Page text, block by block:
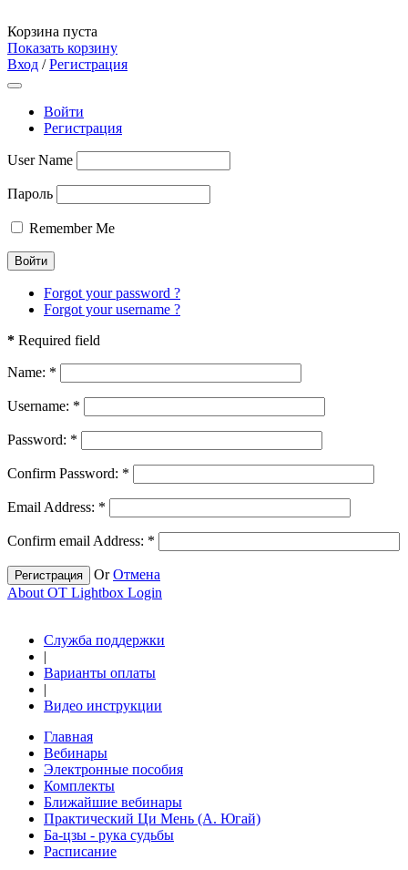
Корзина пуста
Показать корзину
Вход /Регистрация
Войти
Регистрация
User Name
Пароль
Remember Me
Forgot your password ?
Forgot your username ?
* Required field
Name: *
Username: *
Password: *
Confirm Password: *
Email Address: *
Confirm email Address: *
Регистрация OrОтмена
About OT Lightbox Login
Служба поддержки
|
Варианты оплаты
|
Видео инструкции
Главная
Вебинары
Электронные пособия
Комплекты
Ближайшие вебинары
Практический Ци Мень (А. Югай)
Ба-цзы - рука судьбы
Расписание